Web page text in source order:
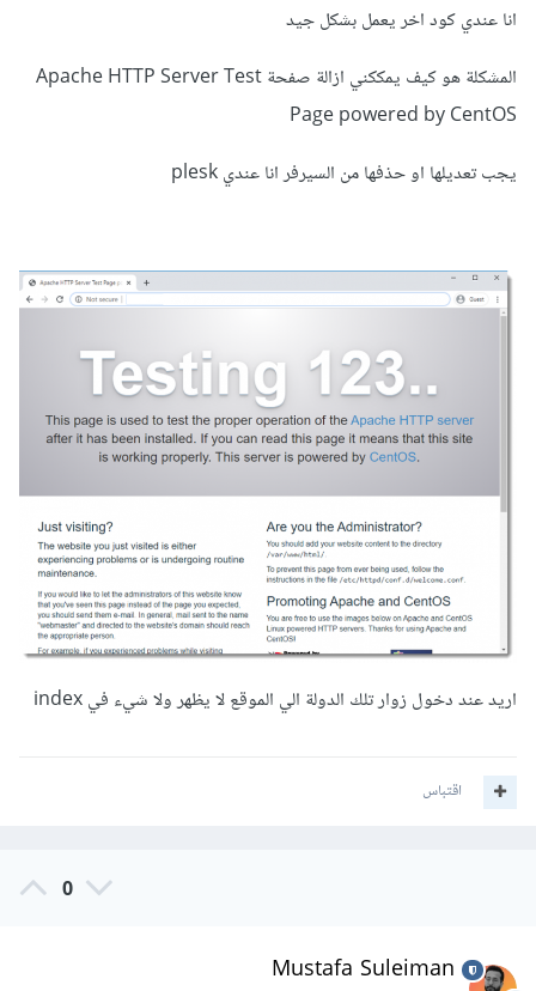
انا عندي كود اخر يعمل بشكل جيد
المشكلة هو كيف يمككني ازالة صفحة Apache HTTP Server Test
Page powered by CentOS
يجب تعديلها او حذفها من السيرفر انا عندي plesk
اريد عند دخول زوار تلك الدولة الي الموقع لا يظهر ولا شيء في index
اقتباس
0
Mustafa Suleiman